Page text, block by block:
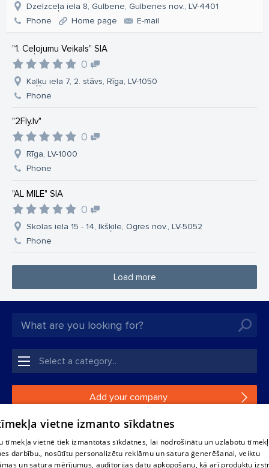
Dzelzceļa iela 8, Gulbene, Gulbenes nov., LV-4401
Phone
Home page E-mail
"1. Ceļojumu Veikals" SIA
0
Kaļķu iela 7, 2. stāvs, Rīga, LV-1050
Phone
"2Fly.lv"
0
Rīga, LV-1000
Phone
"AL MILE" SIA
0
Skolas iela 15 - 14, Ikšķile, Ogres nov., LV-5052
Phone
Load more
Add your company
If your company is not in our database, please fill in a
vietne izmanto sīkdatnes
tīmekļa vietnē tiek izmantotas sīkdatnes, lai nodrošinātu un uzlabotu
darbību., nosūtītu personalizētu reklāmu un satura ģenerēšanai, veiktu
un satura mērījumus, auditorijas datu apkopošanu, kā arī produktu